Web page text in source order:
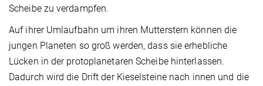
Scheibe zu verdampfen.
Auf ihrer Umlaufbahn um ihren Mutterstern können die
jungen Planeten so groß werden, dass sie erhebliche
Lücken in der protoplanetaren Scheibe hinterlassen.
Dadurch wird die Drift der Kieselsteine nach innen und die